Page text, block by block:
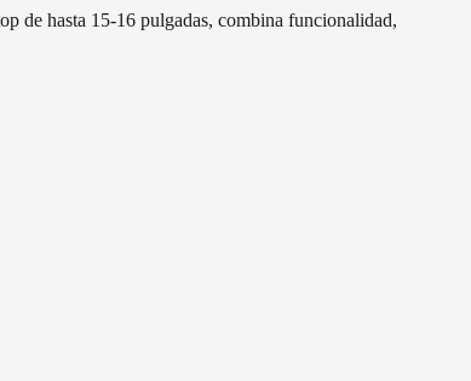
de hasta 15-16 pulgadas, combina funcionalidad,